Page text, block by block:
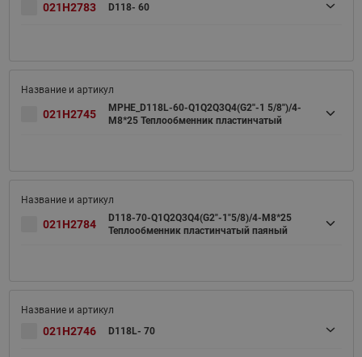
021H2783 D118- 60
021H2745
MPHE_D118L-60-Q1Q2Q3Q4(G2''-1 5/8'')/4-
M8*25 Теплообменник пластинчатый
021H2784
D118-70-Q1Q2Q3Q4(G2"-1"5/8)/4-M8*25
Теплообменник пластинчатый паяный
021H2746 D118L- 70